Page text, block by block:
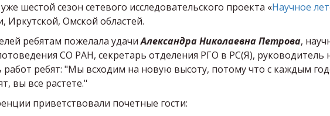
шестой сезон сетевого исследовательского проекта «Научное
Иркутской, Омской областей.
ребятам пожелала удачиАлександра Николаевна Петрова,
СО РАН, секретарь отделения РГО в РС(Я), руководитель
ребят: "Мы всходим на новую высоту, потому что с каждым
вы все растете."
приветствовали почетные гости: